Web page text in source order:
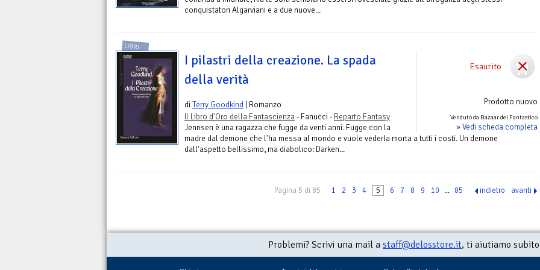
conquistatori Algarviani e a due nuove...
Esaurito
Prodotto nuovo
Venduto da Bazaar del Fantastico
» Vedi scheda completa
LIBRI
I pilastri della creazione. La spada
della verità
diTerry Goodkind | Romanzo
Il Libro d'Oro della Fantascienza- Fanucci - Reparto Fantasy
Jennsen è una ragazza che fugge da venti anni. Fugge con la
madre dal demone che l'ha messa al mondo e vuole vederla morta a tutti i costi. Un demone
dall'aspetto bellissimo, ma diabolico: Darken...
Pagina 5 di 85 1 2 3 4 5 6 7 8 9 10 ... 85 indietro avanti
Problemi? Scrivi una mail a staff@delosstore.it, ti aiutiamo